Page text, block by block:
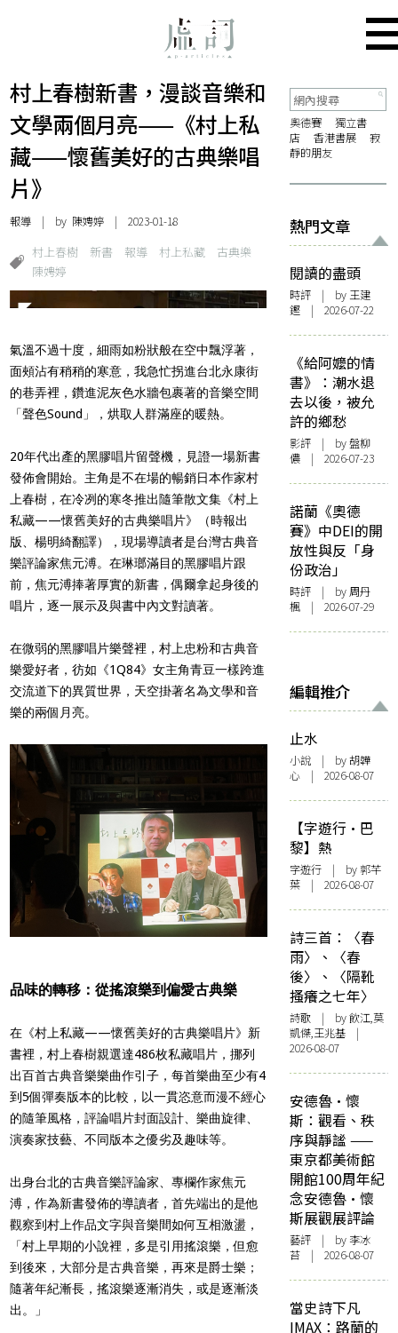
村上春樹新書，漫談音樂和
文學兩個月亮——《村上私
藏——懷舊美好的古典樂唱
片》
報導 | by 陳娉婷 | 2023-01-18
村上春樹 新書 報導 村上私藏
古典樂
陳娉婷
氣溫不過十度，細雨如粉狀般在空中飄浮著，
面頰沾有稍稍的寒意，我急忙拐進台北永康街
的巷弄裡，鑽進泥灰色水牆包裹著的音樂空間
「聲色Sound」，烘取人群滿座的暖熱。
20年代出產的黑膠唱片留聲機，見證一場新書
發佈會開始。主角是不在場的暢銷日本作家村
上春樹，在冷冽的寒冬推出隨筆散文集《村上
私藏——懷舊美好的古典樂唱片》（時報出
版、楊明綺翻譯），現場導讀者是台灣古典音
樂評論家焦元溥。在琳瑯滿目的黑膠唱片跟
前，焦元溥捧著厚實的新書，偶爾拿起身後的
唱片，逐一展示及與書中內文對讀著。
在微弱的黑膠唱片樂聲裡，村上忠粉和古典音
樂愛好者，彷如《1Q84》女主角青豆一樣跨進
交流道下的異質世界，天空掛著名為文學和音
樂的兩個月亮。
品味的轉移：從搖滾樂到偏愛古典樂
在《村上私藏——懷舊美好的古典樂唱片》新
書裡，村上春樹親選達486枚私藏唱片，挪列
出百首古典音樂樂曲作引子，每首樂曲至少有4
到5個彈奏版本的比較，以一貫恣意而漫不經心
的隨筆風格，評論唱片封面設計、樂曲旋律、
演奏家技藝、不同版本之優劣及趣味等。
出身台北的古典音樂評論家、專欄作家焦元
溥，作為新書發佈的導讀者，首先端出的是他
觀察到村上作品文字與音樂間如何互相激盪，
「村上早期的小說裡，多是引用搖滾樂，但愈
到後來，大部分是古典音樂，再來是爵士樂；
隨著年紀漸長，搖滾樂逐漸消失，或是逐漸淡
出。」
奧德賽
獨立書
店
香港書展
寂
靜的朋友
熱門文章
閱讀的盡頭
時評 | by 王建
鏗 | 2026-07-22
《給阿嬤的情
書》：潮水退
去以後，被允
許的鄉愁
影評 | by 盤柳
儂 | 2026-07-23
諾蘭《奧德
賽》中DEI的開
放性與反「身
份政治」
時評 | by周丹
楓 | 2026-07-29
編輯推介
止水
小說 | by 胡韡
心 | 2026-08-07
【字遊行·巴
黎】熱
字遊行 | by 郭芊
葉 | 2026-08-07
詩三首：〈春
雨〉、〈春
後〉、〈隔靴
搔癢之七年〉
詩歌 | by 飲江,莫
凱傑,王兆基 |
2026-08-07
安德魯·懷
斯：觀看、秩
序與靜謐 ——
東京都美術館
開館100周年紀
念安德魯·懷
斯展觀展評論
藝評 | by 李冰
苔 | 2026-08-07
當史詩下凡
IMAX：路蘭的